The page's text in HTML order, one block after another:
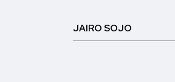
JAIRO SOJO